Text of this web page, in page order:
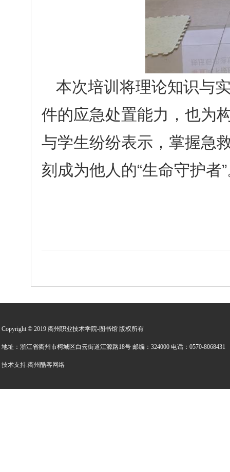
本次培训将理论知识与
件的应急处置能力，也为
与学生纷纷表示，掌握急
刻成为他人的“生命守护者
Copyright © 2019 衢州职业技术学院-图书馆 版权所有
地址：浙江省衢州市柯城区白云街道江源路18号 邮编：324000 电话：0570-8068431
技术支持:衢州酷客网络